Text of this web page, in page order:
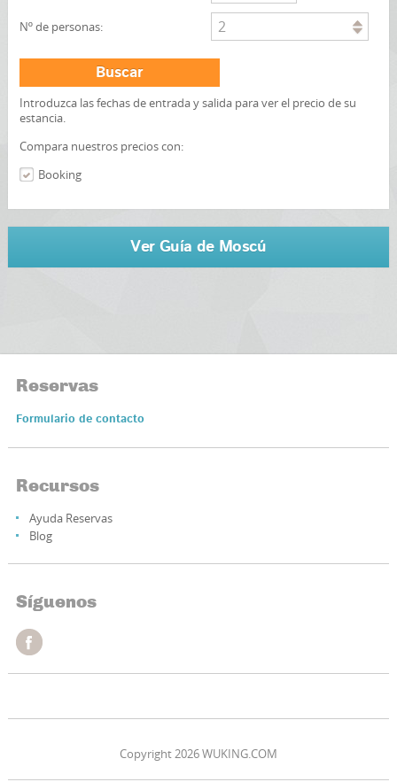
Nº de personas: 2
Buscar
Introduzca las fechas de entrada y salida para ver el precio de su
estancia.
Compara nuestros precios con:
Booking
Ver Guía de Moscú
Reservas
Formulario de contacto
Recursos
Ayuda Reservas
Blog
Síguenos
Copyright 2026 WUKING.COM